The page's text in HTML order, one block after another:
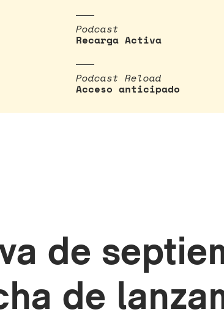
Podcast
Recarga Activa
Podcast Reload
Acceso anticipado
de
de